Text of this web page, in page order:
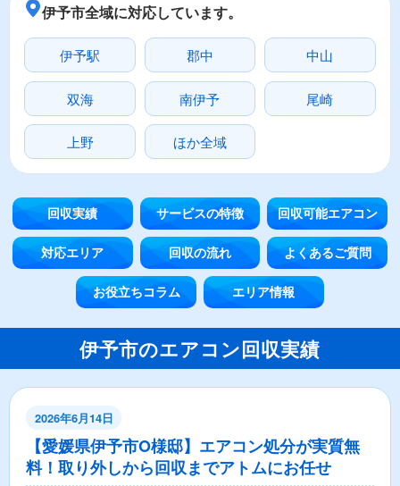
伊予市全域に対応しています。
伊予駅 郡中 中山
双海 南伊予 尾崎
上野 ほか全域
回収実績 サービスの特徴 回収可能エアコン
対応エリア 回収の流れ よくあるご質問
お役立ちコラム エリア情報
伊予市のエアコン回収実績
2026年6月14日
【愛媛県伊予市O様邸】エアコン処分が実質無
料！取り外しから回収までアトムにお任せ